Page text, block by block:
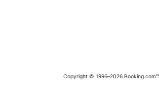
Copyright © 1996–2026